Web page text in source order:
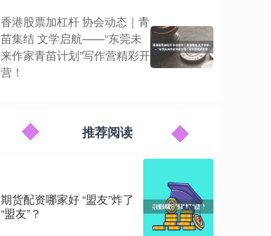
香港股票加杠杆 协会动态｜青
苗集结 文学启航——“东莞未
来作家青苗计划”写作营精彩开
营！
推荐阅读
期货配资哪家好 “盟友”炸了
“盟友”？